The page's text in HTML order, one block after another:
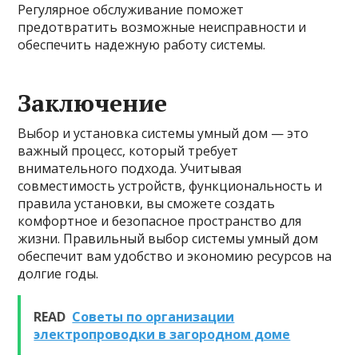
Регулярное обслуживание поможет
предотвратить возможные неисправности и
обеспечить надежную работу системы.
Заключение
Выбор и установка системы умный дом — это
важный процесс, который требует
внимательного подхода. Учитывая
совместимость устройств, функциональность и
правила установки, вы сможете создать
комфортное и безопасное пространство для
жизни. Правильный выбор системы умный дом
обеспечит вам удобство и экономию ресурсов на
долгие годы.
READ Советы по организации
электропроводки в загородном доме